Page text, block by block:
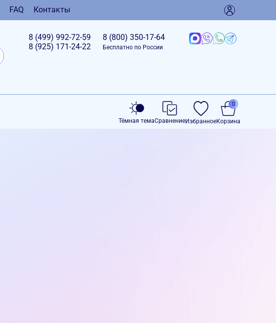
FAQ Контакты
8 (499) 992-72-59
8 (925) 171-24-22
8 (800) 350-17-64
Бесплатно по России
Тёмная темаСравнениеИзбранноеКорзина
0